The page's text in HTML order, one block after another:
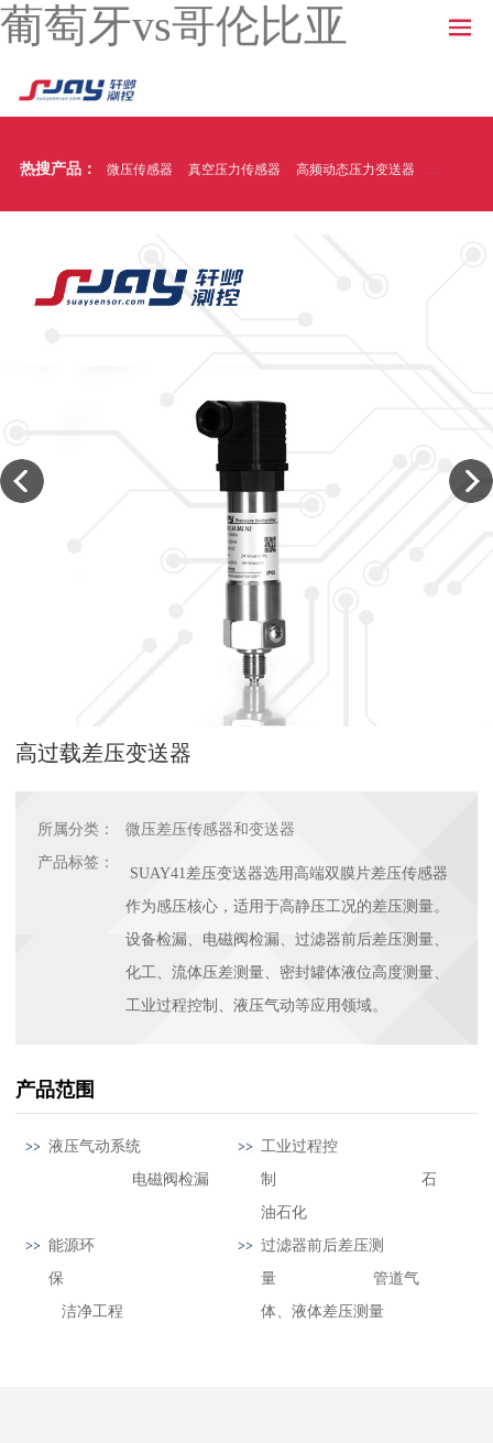
葡萄牙vs哥伦比亚
热搜产品： 微压传感器 真空压力传感器 高频动态压力变送器 温压一体
高过载差压变送器
所属分类：
微压差压传感器和变送器
产品标签：
SUAY41差压变送器选用高端双膜片差压传感器
作为感压核心，适用于高静压工况的差压测量。
设备检漏、电磁阀检漏、过滤器前后差压测量、
化工、流体压差测量、密封罐体液位高度测量、
工业过程控制、液压气动等应用领域。
产品范围
液压气动系统
电磁阀检漏
工业过程控
制 石
油石化
能源环
保
洁净工程
过滤器前后差压测
量 管道气
体、液体差压测量